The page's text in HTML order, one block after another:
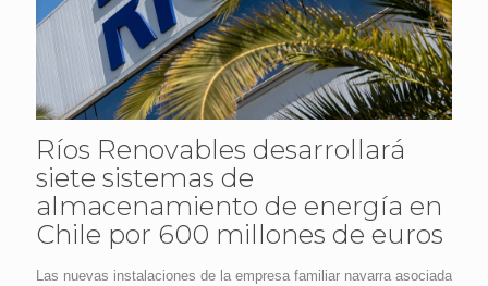
Ríos Renovables desarrollará
siete sistemas de
almacenamiento de energía en
Chile por 600 millones de euros
Las nuevas instalaciones de la empresa familiar navarra asociada